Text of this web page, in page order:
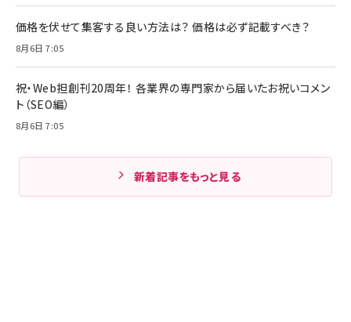
価格を伏せて集客する良い方法は？ 価格は必ず記載すべき？
8月6日 7:05
祝・Web担創刊20周年！ 各業界の専門家から届いたお祝いコメン
ト（SEO編）
8月6日 7:05
新着記事をもっと見る